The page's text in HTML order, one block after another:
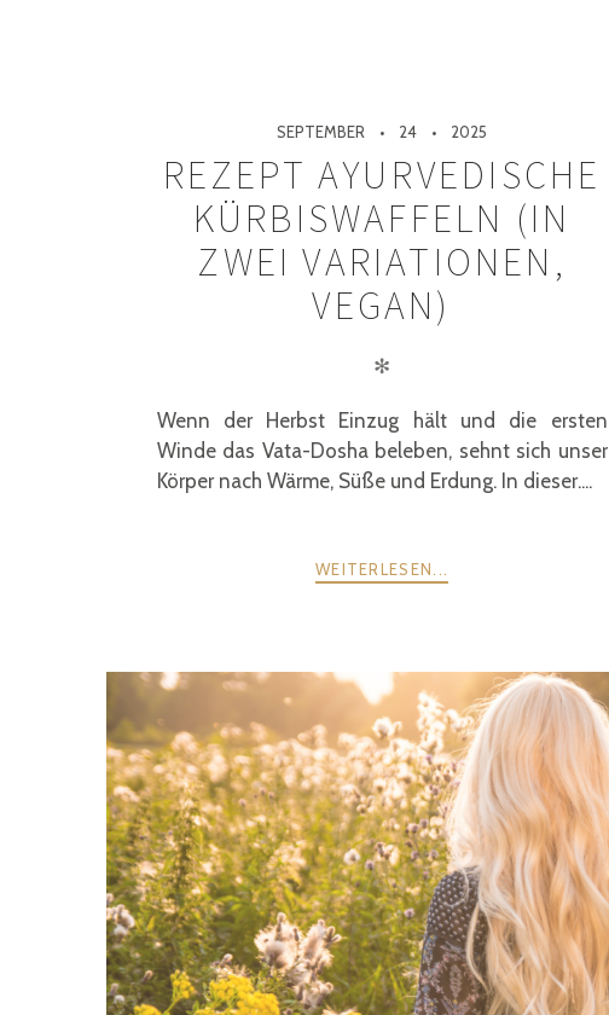
SEPTEMBER 24 2025
REZEPT AYURVEDISCHE
KÜRBISWAFFELN (IN
ZWEI VARIATIONEN,
VEGAN)
✻
Wenn der Herbst Einzug hält und die ersten
Winde das Vata-Dosha beleben, sehnt sich unser
Körper nach Wärme, Süße und Erdung. In dieser....
WEITERLESEN...